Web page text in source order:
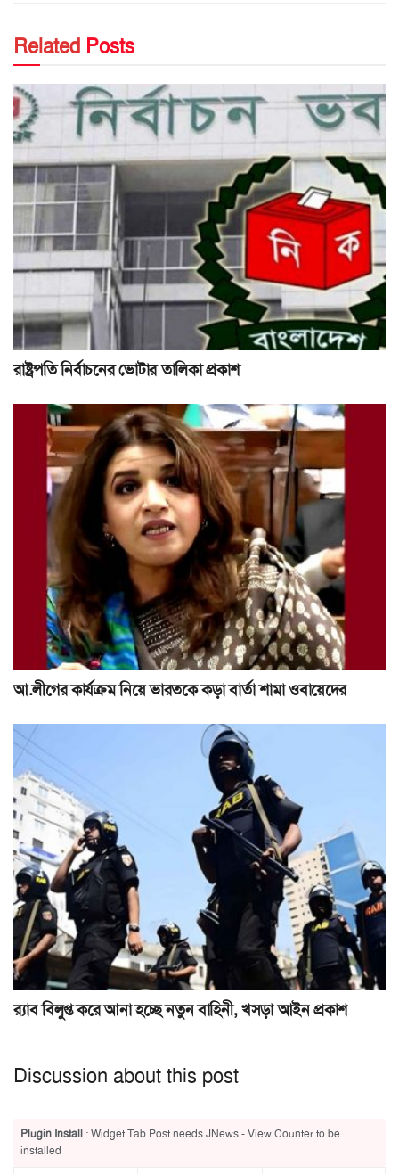
Related Posts
রাষ্ট্রপতি নির্বাচনের ভোটার তালিকা প্রকাশ
আ.লীগের কার্যক্রম নিয়ে ভারতকে কড়া বার্তা শামা ওবায়েদের
র‍্যাব বিলুপ্ত করে আনা হচ্ছে নতুন বাহিনী, খসড়া আইন প্রকাশ
Discussion about this post
Plugin Install : Widget Tab Post needs JNews - View Counter to be
installed